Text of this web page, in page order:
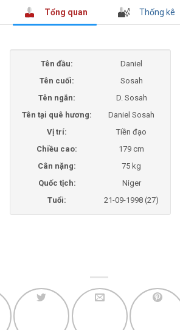
Tổng quan Thống kê
Tên đầu:
Daniel
Tên cuối:
Sosah
Tên ngắn:
D. Sosah
Tên tại quê hương:
Daniel Sosah
Vị trí:
Tiền đạo
Chiều cao:
179 cm
Cân nặng:
75 kg
Quốc tịch:
Niger
Tuổi:
21-09-1998 (27)